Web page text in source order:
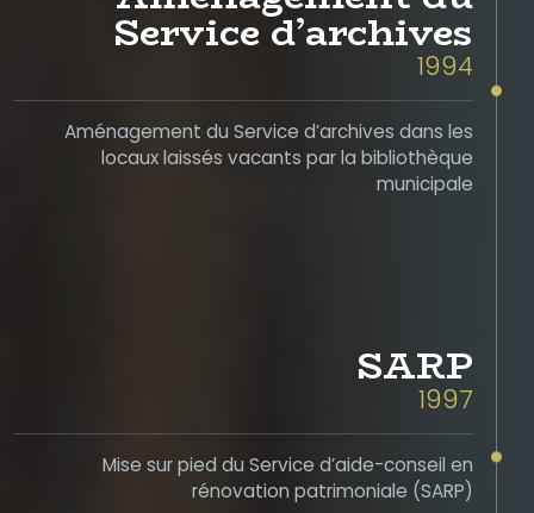
Service d’archives
1994
Aménagement du Service d’archives dans les
locaux laissés vacants par la bibliothèque
municipale
SARP
1997
Mise sur pied du Service d’aide-conseil en
rénovation patrimoniale (SARP)